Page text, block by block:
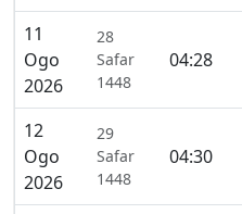
11
Ogo
2026
28
Safar
1448
04:28
12
Ogo
2026
29
Safar
1448
04:30